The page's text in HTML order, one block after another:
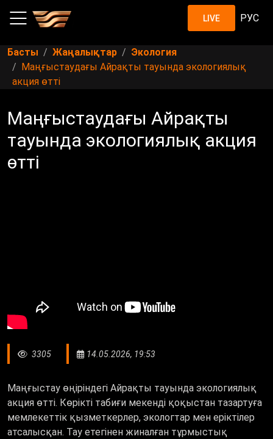
LIVE РУС
Басты Жаңалықтар
Экология
Маңғыстаудағы Айрақты тауында экологиялық
акция өтті
Маңғыстаудағы Айрақты
тауында экологиялық акция
өтті
3305 14.05.2026, 19:53
Маңғыстау өңіріндегі Айрақты тауында экологиялық
акция өтті. Көрікті табиғи мекенді қоқыстан тазартуға
мемлекеттік қызметкерлер, экологтар мен еріктілер
атсалысқан. Тау етегінен жиналған тұрмыстық